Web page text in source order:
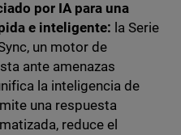
por IA para una
e inteligente: la Serie
un motor de
ante amenazas
la inteligencia de
una respuesta
reduce el